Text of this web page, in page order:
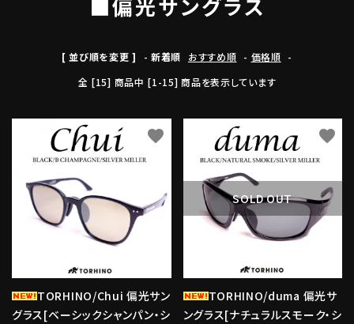
BWH ORIGINAL ITEM ROD
商品カテゴリ[ 並び順を変更 ] -新着順 おすすめ順 - 価格順 -
全 [15] 商品中 [1-15] 商品を表示しています
TORHINO/Chui 偏光サン
グラス[ベーシックシャンパン・シ
favorite
SOLD OUT
TORHINO/duma 偏光サ
ングラス[ナチュラルスモーク・シ
favorite